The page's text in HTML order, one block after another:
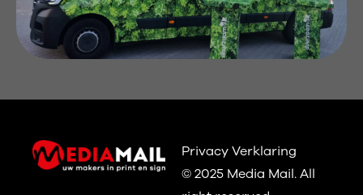
Privacy Verklaring
© 2025 Media Mail.All